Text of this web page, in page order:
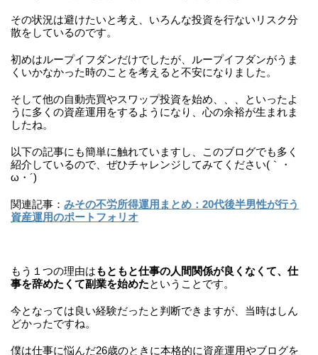
その状況は避けたいと考え、いろんな投資を行ないリスク分
散をしているのです。
初めはループイフダンだけでしたが、ループイフダンがうま
くいかなかった時のことを考えると不安になりました。
そして他の自動売買やスワップ投資を始め、、、といったよ
うに多くの資産運用をするようになり、心の余裕が生まれま
したね。
以下の記事にも簡単に触れていますし、このブログでも多く
紹介しているので、ぜひチャレンジしてみてください(｀・
ω・´)
関連記事： みその不労所得運用まとめ：20代後半男性が行う
資産運用のポートフォリオ
もう１つの理由はもともと仕事の人間関係が良くなくて、仕
事を辞めたくて副業を始めたということです。
今となっては良い経験だったと判断できますが、当時はしん
どかったですね。
僕は仕事に悩んだ26歳のときに本格的に資産運用やブログを